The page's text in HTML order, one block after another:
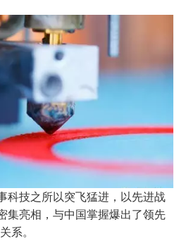
科技之所以突飞猛进，以先进战
集亮相，与中国掌握爆出了领先
系。